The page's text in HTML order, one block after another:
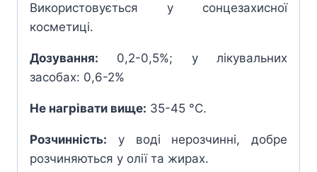
Використовується у сонцезахисної
косметиці.
Дозування: 0,2-0,5%; у лікувальних
засобах: 0,6-2%
Не нагрівати вище: 35-45 °С.
Розчинність: у воді нерозчинні, добре
розчиняються у олії та жирах.